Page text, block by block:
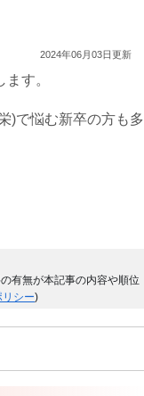
2024年06月03日更新
す。
)で悩む新卒の方も多
有無が本記事の内容や順位
リシー)